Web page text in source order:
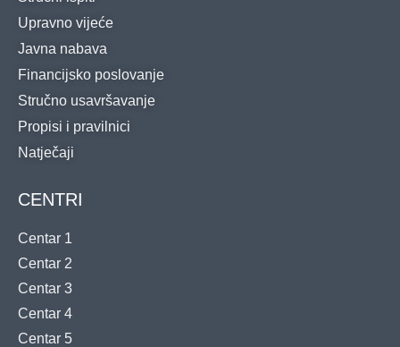
Upravno vijeće
Javna nabava
Financijsko poslovanje
Stručno usavršavanje
Propisi i pravilnici
Natječaji
CENTRI
Centar 1
Centar 2
Centar 3
Centar 4
Centar 5